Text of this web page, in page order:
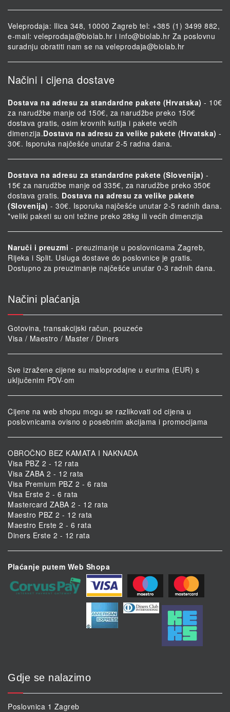
Veleprodaja: Ilica 348, 10000 Zagreb tel: +385 (1) 3499 882,
e-mail: veleprodaja@biolab.hr i info@biolab.hr Za poslovnu
suradnju obratiti nam se na veleprodaja@biolab.hr
Načini i cijena dostave
Dostava na adresu za standardne pakete (Hrvatska) - 10€
za narudžbe manje od 150€, za narudžbe preko 150€
dostava gratis, osim krovnih kutija i pakete većih
dimenzija.Dostava na adresu za velike pakete (Hrvatska) -
30€. Isporuka najčešće unutar 2-5 radna dana.
Dostava na adresu za standardne pakete (Slovenija) -
15€ za narudžbe manje od 335€, za narudžbe preko 350€
dostava gratis. Dostava na adresu za velike pakete
(Slovenija) - 30€. Isporuka najčešće unutar 2-5 radnih dana.
*veliki paketi su oni težine preko 28kg ili većih dimenzija
Naruči i preuzmi - preuzimanje u poslovnicama Zagreb,
Rijeka i Split. Usluga dostave do poslovnice je gratis.
Dostupno za preuzimanje najčešće unutar 0-3 radnih dana.
Načini plaćanja
Gotovina, transakcijski račun, pouzeće
Visa / Maestro / Master / Diners
Sve izražene cijene su maloprodajne u eurima (EUR) s
uključenim PDV-om
Cijene na web shopu mogu se razlikovati od cijena u
poslovnicama ovisno o posebnim akcijama i promocijama
OBROČNO BEZ KAMATA I NAKNADA
Visa PBZ 2 - 12 rata
Visa ZABA 2 - 12 rata
Visa Premium PBZ 2 - 6 rata
Visa Erste 2 - 6 rata
Mastercard ZABA 2 - 12 rata
Maestro PBZ 2 - 12 rata
Maestro Erste 2 - 6 rata
Diners Erste 2 - 12 rata
Plaćanje putem Web Shopa
Gdje se nalazimo
Poslovnica 1 Zagreb